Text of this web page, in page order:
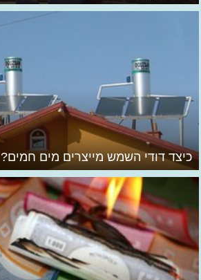
כיצד דודי השמש מייצרים מים חמים?